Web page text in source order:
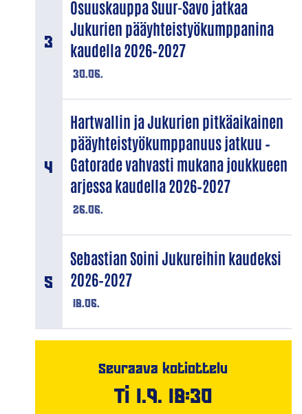
30.06.
Osuuskauppa Suur-Savo jatkaa
Jukurien pääyhteistyökumppanina
kaudella 2026–2027
26.06.
Hartwallin ja Jukurien pitkäaikainen
pääyhteistyökumppanuus jatkuu –
Gatorade vahvasti mukana joukkueen
arjessa kaudella 2026–2027
18.06.
Sebastian Soini Jukureihin kaudeksi
2026–2027
Seuraava kotiottelu
Ti 1.9. 18:30